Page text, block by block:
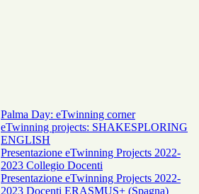
Palma Day: eTwinning corner
eTwinning projects: SHAKESPLORING
ENGLISH
Presentazione eTwinning Projects 2022-
2023 Collegio Docenti
Presentazione eTwinning Projects 2022-
2023 Docenti ERASMUS+ (Spagna)